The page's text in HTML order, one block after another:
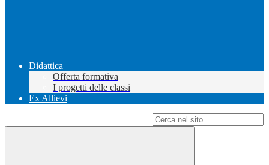
Didattica
Offerta formativa
I progetti delle classi
Ex Allievi